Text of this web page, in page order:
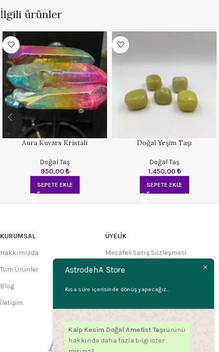
İlgili ürünler
Aura Kuvars Kristali
Doğal Taş
950,00₺
SEPETE EKLE
Doğal Yeşim Taşı
Doğal Taş
1.450,00₺
SEPETE EKLE
KURUMSAL
Hakkımızda
Tüm Ürünler
Blog
İletişim
ÜYELIK
Mesafeli Satış Sözleşmesi
Üyelik Sözleşmesi
Gizlilik İlkeleri
AstrodehA Store
Kısa süre içerisinde dönüş yapacağız...
Kalp Kesim Doğal Ametist Taşıürünü
hakkında daha fazla bilgi ister